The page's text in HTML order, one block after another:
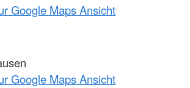
Google Maps Ansicht
Google Maps Ansicht